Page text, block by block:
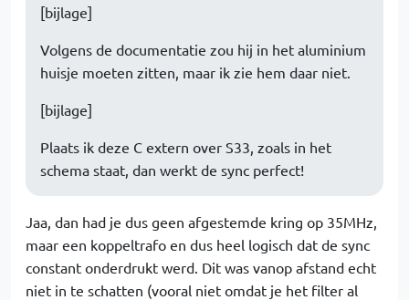
[bijlage]
Volgens de documentatie zou hij in het aluminium
huisje moeten zitten, maar ik zie hem daar niet.
[bijlage]
Plaats ik deze C extern over S33, zoals in het
schema staat, dan werkt de sync perfect!
Jaa, dan had je dus geen afgestemde kring op 35MHz,
maar een koppeltrafo en dus heel logisch dat de sync
constant onderdrukt werd. Dit was vanop afstand echt
niet in te schatten (vooral niet omdat je het filter al